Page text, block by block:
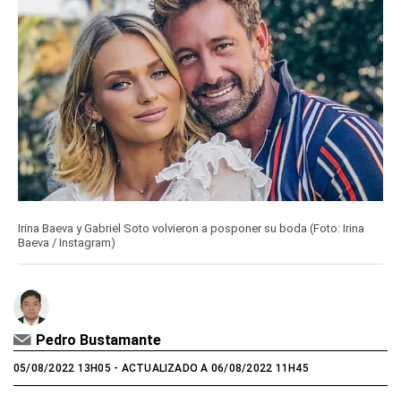
Irina Baeva y Gabriel Soto volvieron a posponer su boda (Foto: Irina
Baeva / Instagram)
Pedro Bustamante
05/08/2022 13H05 - ACTUALIZADO A 06/08/2022 11H45